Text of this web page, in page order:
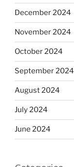
December 2024
November 2024
October 2024
September 2024
August 2024
July 2024
June 2024